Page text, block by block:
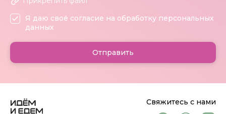
Свяжитесь с нами
Я даю своё согласие на обработку персональных
данных
Отправить